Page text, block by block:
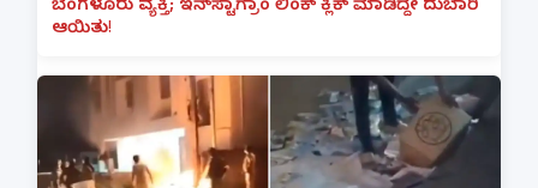
ಬೆಂಗಳೂರು ವ್ಯಕ್ತಿ; ಇನ್‌ಸ್ಟಾಗ್ರಾಂ ಲಿಂಕ್ ಕ್ಲಿಕ್ ಮಾಡಿದ್ದೇ ದುಬಾರಿ
ಆಯಿತು!